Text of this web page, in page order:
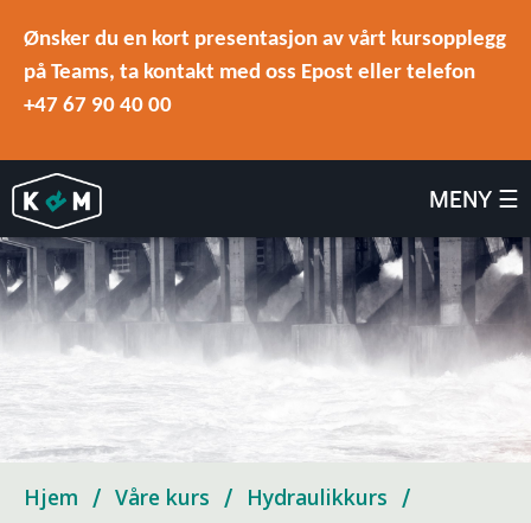
Ønsker du en kort presentasjon av vårt kursopplegg
på Teams, ta kontakt med oss Epost eller telefon
+47 67 90 40 00
MENY ☰
Hjem Våre kurs
Hydraulikkurs